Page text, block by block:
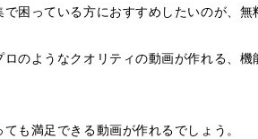
困っている方におすすめしたいのが、
のようなクオリティの動画が作れる、
も満足できる動画が作れるでしょう。